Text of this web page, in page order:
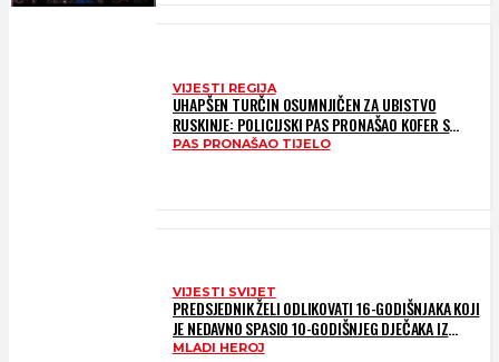
VIJESTI REGIJA
UHAPŠEN TURČIN OSUMNJIČEN ZA UBISTVO
RUSKINJE: POLICIJSKI PAS PRONAŠAO KOFER S
TIJELOM
PAS PRONAŠAO TIJELO
VIJESTI SVIJET
PREDSJEDNIK ŽELI ODLIKOVATI 16-GODIŠNJAKA KOJI
JE NEDAVNO SPASIO 10-GODIŠNJEG DJEČAKA IZ
SMRTONOSNIH VALOVA
MLADI HEROJ